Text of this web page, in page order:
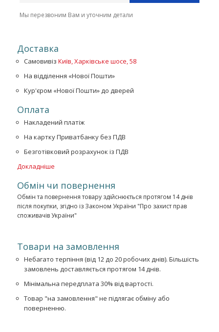
Мы перезвоним Вам и уточним детали
Доставка
Самовивіз Київ, Харківське шосе, 58
На відділення «Нової Пошти»
Кур'єром «Нової Пошти» до дверей
Оплата
Накладений платіж
На картку Приватбанку без ПДВ
Безготівковий розрахунок із ПДВ
Докладніше
Обмін чи повернення
Обмін та повернення товару здійснюється протягом 14 днів
після покупки, згідно із Законом України "Про захист прав
споживачів України"
Товари на замовлення
Небагато терпіння (від 12 до 20 робочих днів). Більшість
замовлень доставляється протягом 14 днів.
Мінімальна передплата 30% від вартості.
Товар "на замовлення" не підлягає обміну або
поверненню.